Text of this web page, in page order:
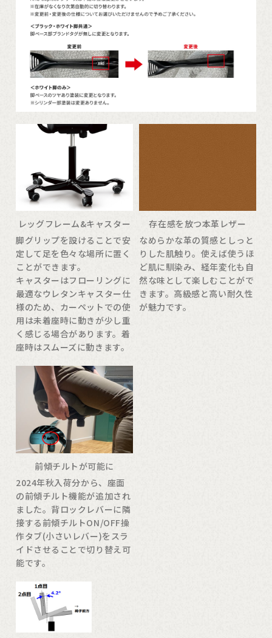
レッグフレーム&キャスター
脚グリップを設けることで安
定して足を色々な場所に置く
ことができます。
キャスターはフローリングに
最適なウレタンキャスター仕
様のため、カーペットでの使
用は未着座時に動きが少し重
く感じる場合があります。着
座時はスムーズに動きます。
存在感を放つ本革レザー
なめらかな革の質感としっと
りした肌触り。使えば使うほ
ど肌に馴染み、経年変化も自
然な味として楽しむことがで
きます。高級感と高い耐久性
が魅力です。
前傾チルトが可能に
2024年秋入荷分から、座面
の前傾チルト機能が追加され
ました。背ロックレバーに隣
接する前傾チルトON/OFF操
作タブ(小さいレバー)をスラ
イドさせることで切り替え可
能です。